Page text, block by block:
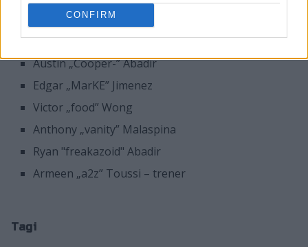
CONFIRM
Jeżeli powyższe plotki potwierdzą się, skład eUnited
będzie prezentować się następująco:
Austin „Cooper-” Abadir
Edgar „MarKE” Jimenez
Victor „food” Wong
Anthony „vanity” Malaspina
Ryan "freakazoid" Abadir
Armeen „a2z” Toussi – trener
Tagi